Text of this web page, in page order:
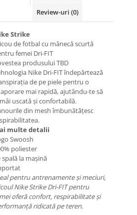
Review-uri (0)
Strike
de fotbal cu mânecă scurtă
femei Dri-FIT
produsului TBD
Nike Dri-FIT îndepărtează
de pe piele pentru o
mai rapidă, ajutându-te să
uscată și confortabilă.
din mesh îmbunătățesc
multe detalii
Swoosh
poliester
spală la mașină
pentru antrenamente și meciuri,
Nike Strike Dri-FIT pentru
oferă confort, respirabilitate și
ridicată pe teren.